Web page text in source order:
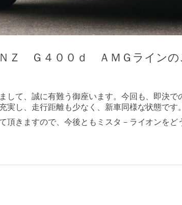
Ｚ Ｇ４００ｄ ＡＭＧラインの
して、誠に有難う御座います。今回も、即決
実し、走行距離も少なく、新車同様な状態です
頂きますので、今後ともミスタ－ライオンを